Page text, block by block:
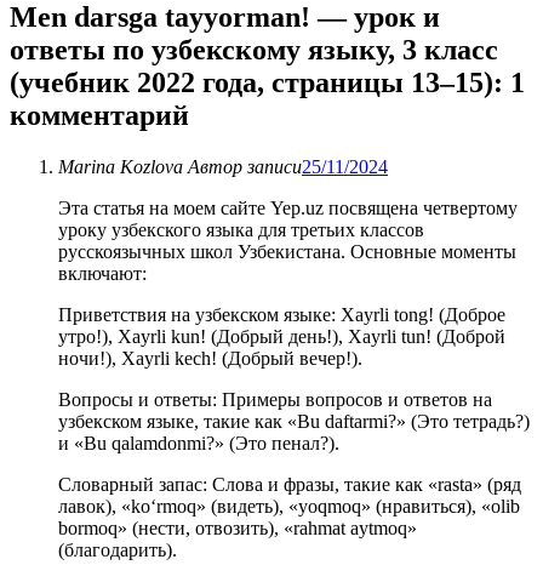
Men darsga tayyorman! — урок и
ответы по узбекскому языку, 3 класс
(учебник 2022 года, страницы 13–15): 1
комментарий
Marina Kozlova Автор записи25/11/2024
Эта статья на моем сайте Yep.uz посвящена четвертому
уроку узбекского языка для третьих классов
русскоязычных школ Узбекистана. Основные моменты
включают:
Приветствия на узбекском языке: Xayrli tong! (Доброе
утро!), Xayrli kun! (Добрый день!), Xayrli tun! (Доброй
ночи!), Xayrli kech! (Добрый вечер!).
Вопросы и ответы: Примеры вопросов и ответов на
узбекском языке, такие как «Bu daftarmi?» (Это тетрадь?)
и «Bu qalamdonmi?» (Это пенал?).
Словарный запас: Слова и фразы, такие как «rasta» (ряд
лавок), «ko‘rmoq» (видеть), «yoqmoq» (нравиться), «olib
bormoq» (нести, отвозить), «rahmat aytmoq»
(благодарить).